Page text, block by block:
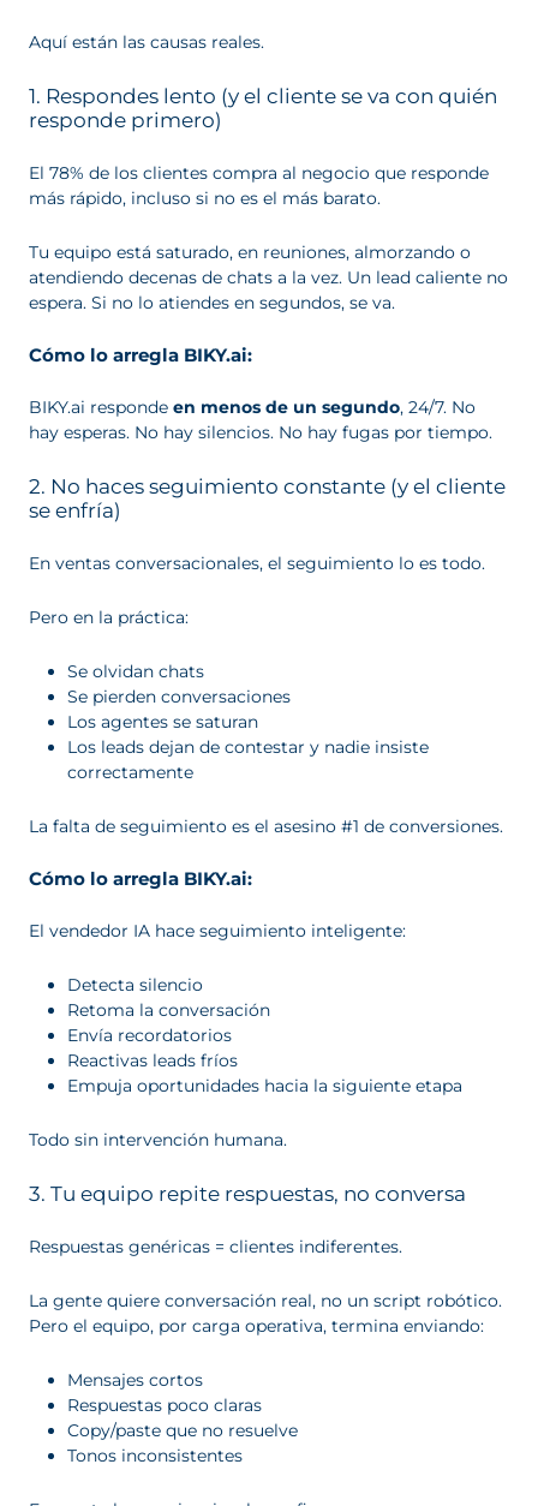
Aquí están las causas reales.
1. Respondes lento (y el cliente se va con quién
responde primero)
El 78% de los clientes compra al negocio que responde
más rápido, incluso si no es el más barato.
Tu equipo está saturado, en reuniones, almorzando o
atendiendo decenas de chats a la vez. Un lead caliente no
espera. Si no lo atiendes en segundos, se va.
Cómo lo arregla BIKY.ai:
BIKY.ai responde en menos de un segundo, 24/7. No
hay esperas. No hay silencios. No hay fugas por tiempo.
2. No haces seguimiento constante (y el cliente
se enfría)
En ventas conversacionales, el seguimiento lo es todo.
Pero en la práctica:
Se olvidan chats
Se pierden conversaciones
Los agentes se saturan
Los leads dejan de contestar y nadie insiste
correctamente
La falta de seguimiento es el asesino #1 de conversiones.
Cómo lo arregla BIKY.ai:
El vendedor IA hace seguimiento inteligente:
Detecta silencio
Retoma la conversación
Envía recordatorios
Reactivas leads fríos
Empuja oportunidades hacia la siguiente etapa
Todo sin intervención humana.
3. Tu equipo repite respuestas, no conversa
Respuestas genéricas = clientes indiferentes.
La gente quiere conversación real, no un script robótico.
Pero el equipo, por carga operativa, termina enviando:
Mensajes cortos
Respuestas poco claras
Copy/paste que no resuelve
Tonos inconsistentes